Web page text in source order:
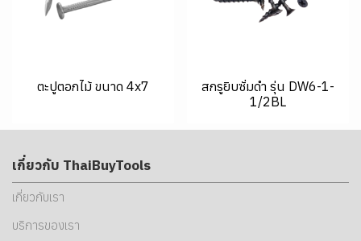
ตะปูตอกไม้ ขนาด 4x7
สกรูยิบซั่มดำ รุ่น DW6-1-
1/2BL
เกี่ยวกับ ThaiBuyTools
เกี่ยวกับเรา
บริการของเรา